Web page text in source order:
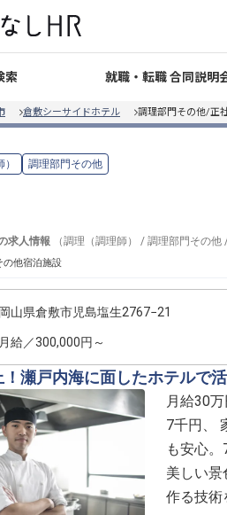
索 就職・転職 合同説明
倉敷シーサイドホテル 調理部門その他/正
調理部門その他
求人情報 （調理（調理師） / 調理部門その他
の他宿泊施設
岡山県倉敷市児島塩生2767−21
月給／300,000円～
！瀬戸内海に面したホテルで
月給30
7千円、
も安心
美しい
作る技術